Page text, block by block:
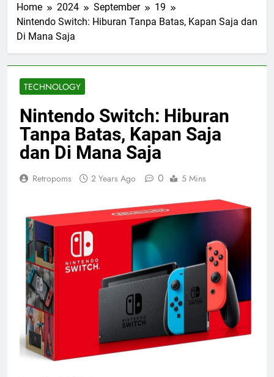
Home 2024 September
19
Nintendo Switch: Hiburan Tanpa Batas, Kapan Saja dan
Di Mana Saja
TECHNOLOGY
Nintendo Switch: Hiburan
Tanpa Batas, Kapan Saja
dan Di Mana Saja
Retropoms 2 Years Ago 0 5 Mins